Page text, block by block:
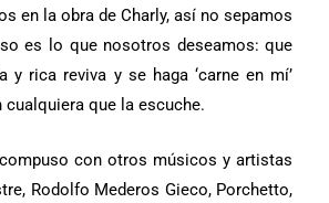
en la obra de Charly, así no sepamos
es lo que nosotros deseamos: que
y rica reviva y se haga ‘carne en mí’
cualquiera que la escuche.
con otros músicos y artistas
Rodolfo Mederos Gieco, Porchetto,